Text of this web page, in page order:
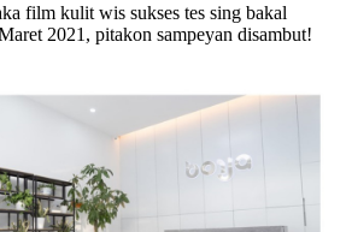
film kulit wis sukses tes sing bakal
2021, pitakon sampeyan disambut!